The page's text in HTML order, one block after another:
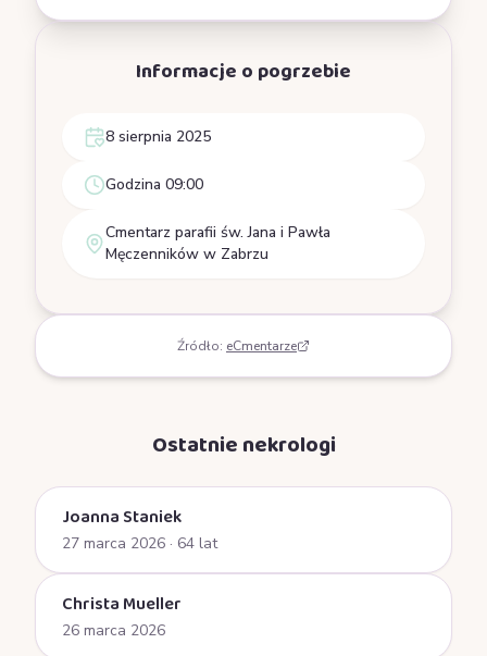
Informacje o pogrzebie
8 sierpnia 2025
Godzina 09:00
Cmentarz parafii św. Jana i Pawła
Męczenników w Zabrzu
Źródło: eCmentarze
Ostatnie nekrologi
Joanna Staniek
27 marca 2026 · 64 lat
Christa Mueller
26 marca 2026